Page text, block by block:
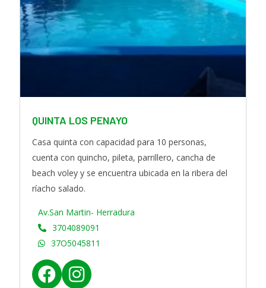
b
o
o
k
a
g
r
a
m
QUINTA LOS PENAYO
Casa quinta con capacidad para 10 personas,
cuenta con quincho, pileta, parrillero, cancha de
beach voley y se encuentra ubicada en la ribera del
ríacho salado.
Av.San Martin- Herradura
3704089091
37O5045811